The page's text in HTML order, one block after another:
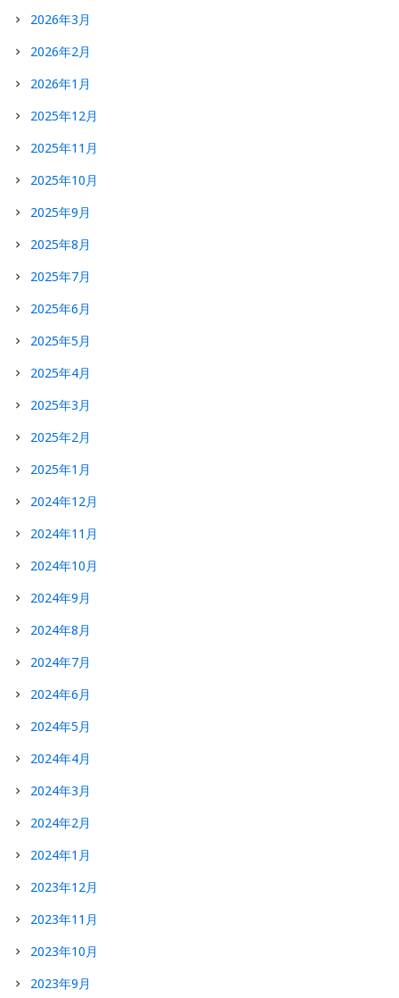
2026年3月
2026年2月
2026年1月
2025年12月
2025年11月
2025年10月
2025年9月
2025年8月
2025年7月
2025年6月
2025年5月
2025年4月
2025年3月
2025年2月
2025年1月
2024年12月
2024年11月
2024年10月
2024年9月
2024年8月
2024年7月
2024年6月
2024年5月
2024年4月
2024年3月
2024年2月
2024年1月
2023年12月
2023年11月
2023年10月
2023年9月